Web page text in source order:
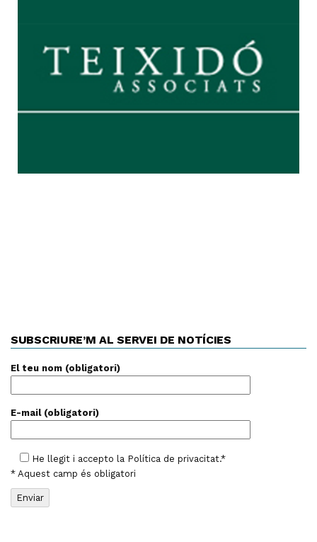
SUBSCRIURE’M AL SERVEI DE NOTÍCIES
El teu nom (obligatori)
E-mail (obligatori)
He llegit i accepto la Política de privacitat.*
* Aquest camp és obligatori